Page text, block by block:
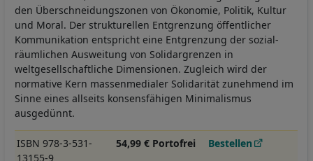
den Überschneidungszonen von Ökonomie, Politik, Kultur
und Moral. Der strukturellen Entgrenzung öffentlicher
Kommunikation entspricht eine Entgrenzung der sozial-
räumlichen Ausweitung von Solidargrenzen in
weltgesellschaftliche Dimensionen. Zugleich wird der
normative Kern massenmedialer Solidarität zunehmend im
Sinne eines allseits konsensfähigen Minimalismus
ausgedünnt.
ISBN 978-3-531-
13155-9
54,99 € Portofrei Bestellen